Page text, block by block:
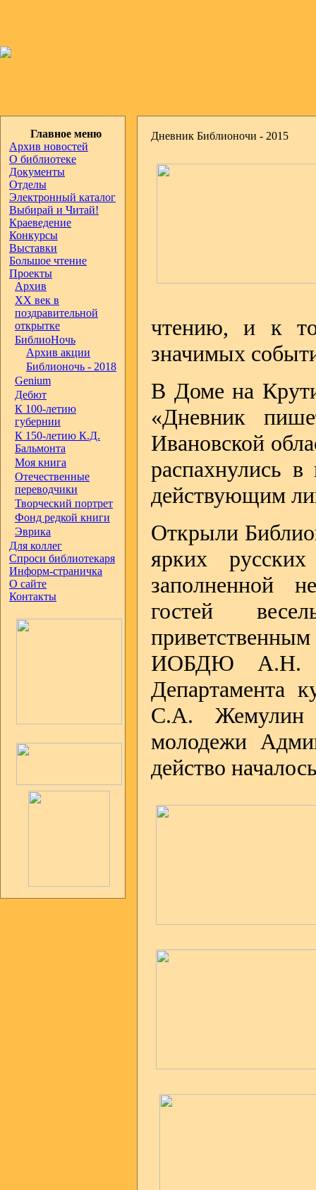
Главное меню
Архив новостей
О библиотеке
Документы
Отделы
Электронный каталог
Выбирай и Читай!
Краеведение
Конкурсы
Выставки
Большое чтение
Проекты
Архив
ХХ век в
поздравительной
открытке
БиблиоНочь
Архив акции
Библионочь - 2018
Genium
Дебют
К 100-летию
губернии
К 150-летию К.Д.
Бальмонта
Моя книга
Отечественные
переводчики
Творческий портрет
Фонд редкой книги
Эврика
Для коллег
Спроси библиотекаря
Информ-страничка
О сайте
Контакты
Дневник Библионочи - 2015
чтению, и к
значимых
В Доме на
«Дневник
Ивановской
распахнулись
действующим
Открыли
ярких
заполненной
гостей
ИОБДЮ А.Н.
Департамента
С.А. Жемулин
молодежи
действо